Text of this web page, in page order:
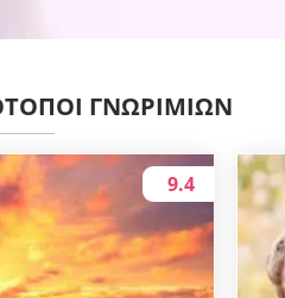
ΓΝΩΡΙΜΙΏΝ
9.4